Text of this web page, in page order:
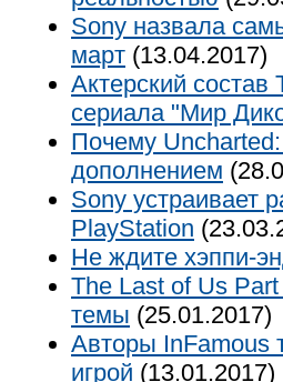
Sony назвала
март (13.04.2017)
Актерский
сериала "Мир
Почему
дополнением
Sony устраивает
PlayStation
Не ждите хэппи-
The Last of Us
темы (25.01.2017)
Авторы InFamous
игрой (13.01.2017)